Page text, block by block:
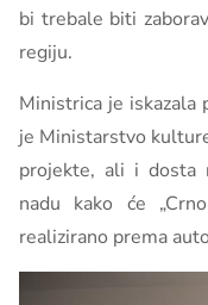
bi trebale biti
regiju.
Ministrica je iskazala
je Ministarstvo
projekte, ali i dosta
nadu kako će
realizirano prema